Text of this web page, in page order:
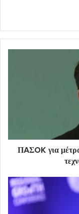
ΠAΣOK για